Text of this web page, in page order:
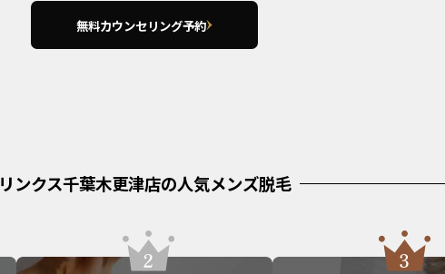
無料カウンセリング予約
リンクス千葉木更津店の人気メンズ脱毛